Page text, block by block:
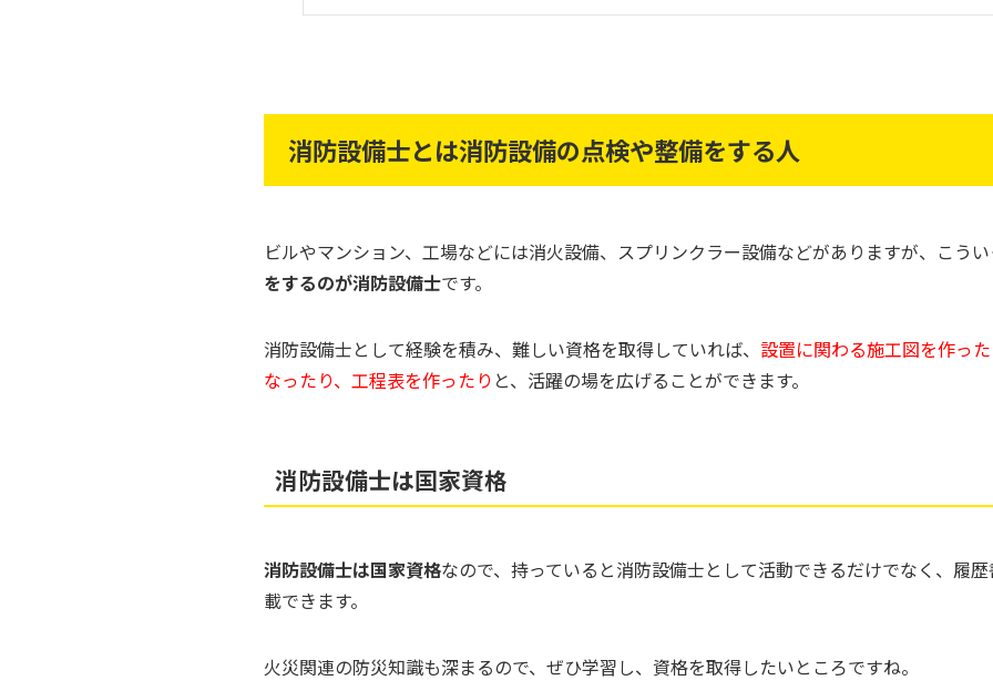
消防設備士とは消防設備の点検や整備をする人
ビルやマンション、工場などには消火設備、スプリンクラー設備などがありますが、こう
をするのが消防設備士です。
消防設備士として経験を積み、難しい資格を取得していれば、 設置に関わる施工図を作っ
なったり、工程表を作ったり と、活躍の場を広げることができます。
消防設備士は国家資格
消防設備士は国家資格なので、持っていると消防設備士として活動できるだけでなく、履
載できます。
火災関連の防災知識も深まるので、ぜひ学習し、資格を取得したいところですね。